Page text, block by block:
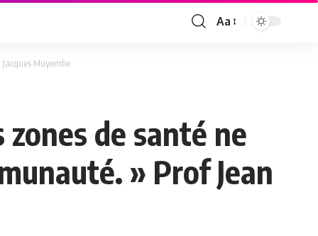
Font
Aa
Muyembe
zones de santé ne
» Prof Jean